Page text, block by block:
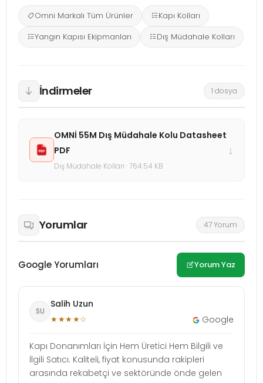
Omni Markalı Tüm Ürünler
Kapı Kolları
Yangın Kapısı Ekipmanları
Dış Müdahale Kolları
İndirmeler 1 dosya
OMNİ 55M Dış Müdahale Kolu Datasheet
PDF
Dış Müdahale Kolları · 764.54 KB
↓
Yorumlar 47 Yorum
Google Yorumları Yorum Yaz
SU
Salih Uzun
★★★★☆ Google
Kapı Donanımları İçin Hem Üretici Hem Bilgili ve
İlgili Satıcı. Kaliteli, fiyat konusunda rakipleri
arasında rekabetçi ve sektöründe önde gelen